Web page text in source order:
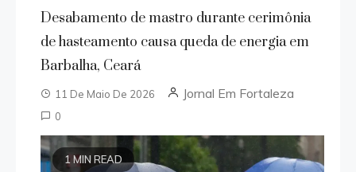
Desabamento de mastro durante cerimônia
de hasteamento causa queda de energia em
Barbalha, Ceará
11 De Maio De 2026 Jornal Em Fortaleza
0
1 MIN READ